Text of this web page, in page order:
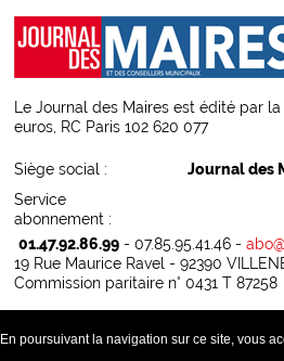
En poursuivant la navigation sur ce site, vous
Le Journal des Maires est édité par
euros, RC Paris 102 620 077
Siège social : Journal des
Service
abonnement :
01.47.92.86.99 - 07.85.95.41.46 -
19 Rue Maurice Ravel - 92390
Commission paritaire n° 0431 T 87258
Service abonnement-Mentions légales